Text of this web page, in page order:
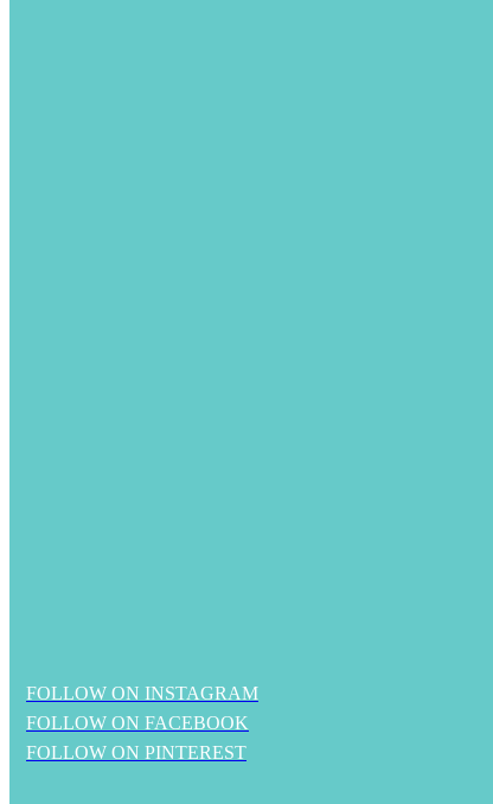
FOLLOW ON INSTAGRAM
FOLLOW ON FACEBOOK
FOLLOW ON PINTEREST